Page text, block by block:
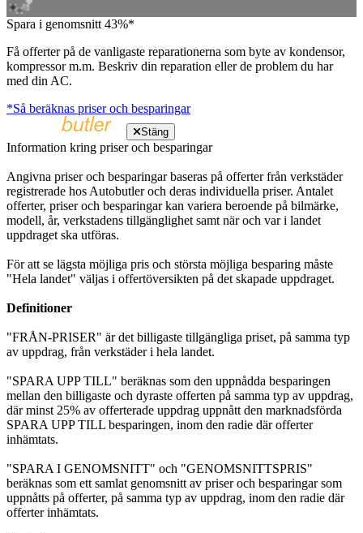
Spara i genomsnitt 43%*
Få offerter på de vanligaste reparationerna som byte av kondensor,
kompressor m.m. Beskriv din reparation eller de problem du har
med din AC.
*Så beräknas priser och besparingar
Stäng
Information kring priser och besparingar
Angivna priser och besparingar baseras på offerter från verkstäder
registrerade hos Autobutler och deras individuella priser. Antalet
offerter, priser och besparingar kan variera beroende på bilmärke,
modell, år, verkstadens tillgänglighet samt när och var i landet
uppdraget ska utföras.
För att se lägsta möjliga pris och största möjliga besparing måste
"Hela landet" väljas i offertöversikten på det skapade uppdraget.
Definitioner
"FRÅN-PRISER" är det billigaste tillgängliga priset, på samma typ
av uppdrag, från verkstäder i hela landet.
"SPARA UPP TILL" beräknas som den uppnådda besparingen
mellan den billigaste och dyraste offerten på samma typ av uppdrag,
där minst 25% av offerterade uppdrag uppnått den marknadsförda
SPARA UPP TILL besparingen, inom den radie där offerter
inhämtats.
"SPARA I GENOMSNITT" och "GENOMSNITTSPRIS"
beräknas som ett samlat genomsnitt av priser och besparingar som
uppnåtts på offerter, på samma typ av uppdrag, inom den radie där
offerter inhämtats.